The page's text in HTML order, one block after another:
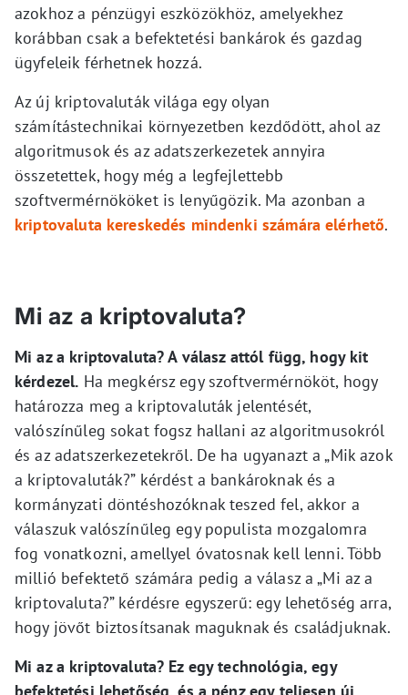
azokhoz a pénzügyi eszközökhöz, amelyekhez
korábban csak a befektetési bankárok és gazdag
ügyfeleik férhetnek hozzá.
Az új kriptovaluták világa egy olyan
számítástechnikai környezetben kezdődött, ahol az
algoritmusok és az adatszerkezetek annyira
összetettek, hogy még a legfejlettebb
szoftvermérnököket is lenyűgözik. Ma azonban a
kriptovaluta kereskedés mindenki számára elérhető.
Mi az a kriptovaluta?
Mi az a kriptovaluta? A válasz attól függ, hogy kit
kérdezel. Ha megkérsz egy szoftvermérnököt, hogy
határozza meg a kriptovaluták jelentését,
valószínűleg sokat fogsz hallani az algoritmusokról
és az adatszerkezetekről. De ha ugyanazt a „Mik azok
a kriptovaluták?” kérdést a bankároknak és a
kormányzati döntéshozóknak teszed fel, akkor a
válaszuk valószínűleg egy populista mozgalomra
fog vonatkozni, amellyel óvatosnak kell lenni. Több
millió befektető számára pedig a válasz a „Mi az a
kriptovaluta?” kérdésre egyszerű: egy lehetőség arra,
hogy jövőt biztosítsanak maguknak és családjuknak.
Mi az a kriptovaluta? Ez egy technológia, egy
befektetési lehetőség, és a pénz egy teljesen új